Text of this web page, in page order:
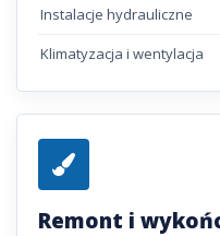
Instalacje hydrauliczne
Klimatyzacja i wentylacja
Remont i